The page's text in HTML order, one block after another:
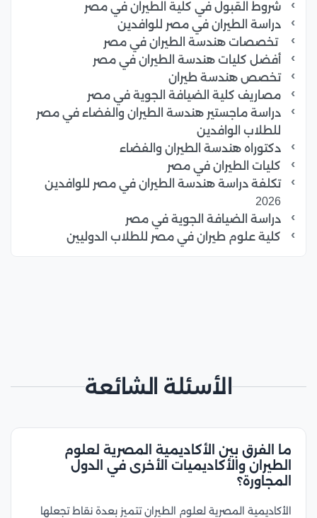
شروط القبول في كلية الطيران في مصر
دراسة الطيران في مصر للوافدين
تخصصات هندسة الطيران في مصر
أفضل كليات هندسة الطيران في مصر
تخصص هندسة طيران
مصاريف كلية الضيافة الجوية في مصر
دراسة ماجستير هندسة الطيران والفضاء في مصر
للطلاب الوافدين
دكتوراه هندسة الطيران والفضاء
كليات الطيران في مصر
تكلفة دراسة هندسة الطيران في مصر للوافدين
2026
دراسة الضيافة الجوية في مصر
كلية علوم طيران في مصر للطلاب الدوليين
الأسئلة الشائعة
ما الفرق بين الأكاديمية المصرية لعلوم
الطيران والأكاديميات الأخرى في الدول
المجاورة؟
الأكاديمية المصرية لعلوم الطيران تتميز بعدة نقاط تجعلها